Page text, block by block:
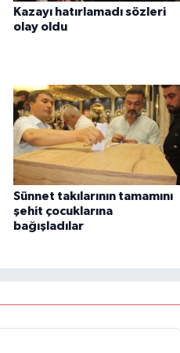
Kazayı hatırlamadı sözleri
olay oldu
Sünnet takılarının tamamını
şehit çocuklarına
bağışladılar